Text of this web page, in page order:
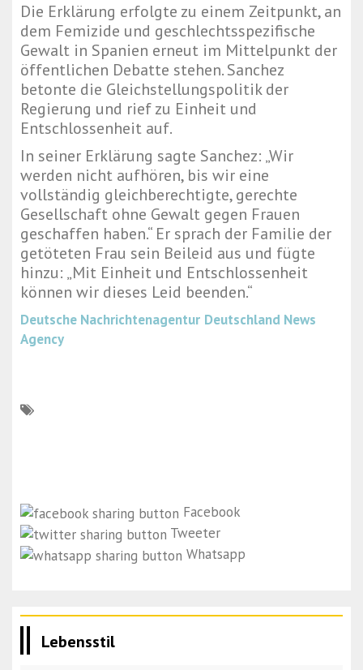
Die Erklärung erfolgte zu einem Zeitpunkt, an
dem Femizide und geschlechtsspezifische
Gewalt in Spanien erneut im Mittelpunkt der
öffentlichen Debatte stehen. Sanchez
betonte die Gleichstellungspolitik der
Regierung und rief zu Einheit und
Entschlossenheit auf.
In seiner Erklärung sagte Sanchez: „Wir
werden nicht aufhören, bis wir eine
vollständig gleichberechtigte, gerechte
Gesellschaft ohne Gewalt gegen Frauen
geschaffen haben.“ Er sprach der Familie der
getöteten Frau sein Beileid aus und fügte
hinzu: „Mit Einheit und Entschlossenheit
können wir dieses Leid beenden.“
Deutsche Nachrichtenagentur Deutschland News
Agency
Facebook
Tweeter
Whatsapp
Lebensstil